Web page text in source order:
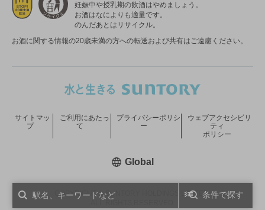
条件で探す
妊娠中や授乳期の飲酒はやめましょう。
お酒はなによりも適量です。
のんだあとはリサイクル。
お酒に関する情報の20歳未満の方への転送および共有はご遠慮ください。
COPYRIGHT © SUNTORY HOLDINGS LIMITED.
サイトマッ
プ
ご利用にあたっ
て
プライバシーポリシ
ー
ウェブアクセシビリ
ティ
ポリシー
Global新しいウィンドウで開く